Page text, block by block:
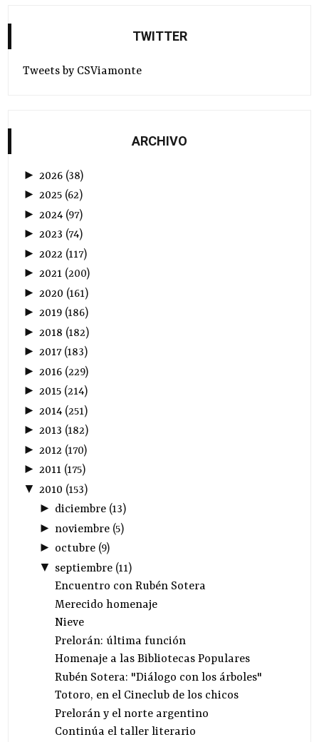
TWITTER
Tweets by CSViamonte
ARCHIVO
► 2026 (38)
►2025 (62)
► 2024 (97)
►2023 (74)
► 2022 (117)
►2021 (200)
► 2020 (161)
►2019 (186)
► 2018 (182)
►2017(183)
► 2016 (229)
►2015 (214)
► 2014 (251)
►2013 (182)
► 2012 (170)
►2011 (175)
▼ 2010 (153)
► diciembre(13)
► noviembre(5)
► octubre(9)
▼ septiembre(11)
Encuentro con Rubén Sotera
Merecido homenaje
Nieve
Prelorán: última función
Homenaje a las Bibliotecas Populares
Rubén Sotera: "Diálogo con los árboles"
Totoro, en el Cineclub de los chicos
Prelorán y el norte argentino
Continúa el taller literario